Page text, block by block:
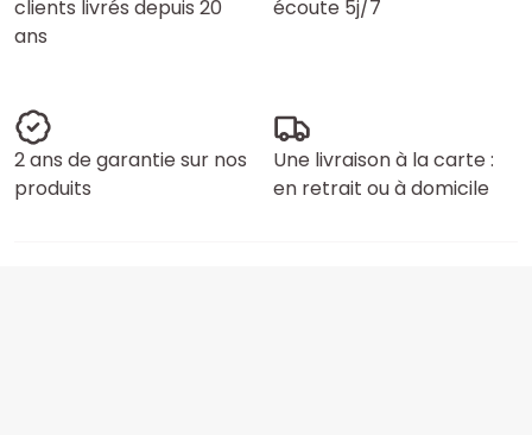
clients livrés depuis 20
ans
écoute 5j/7
2 ans de garantie sur nos
produits
Une livraison à la carte :
en retrait ou à domicile